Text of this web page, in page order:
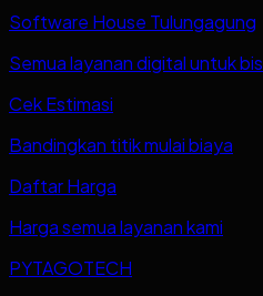
Software House Tulungagung
Semua layanan digital untuk
Cek Estimasi
Bandingkan titik mulai biaya
Daftar Harga
Harga semua layanan kami
PYTAGOTECH